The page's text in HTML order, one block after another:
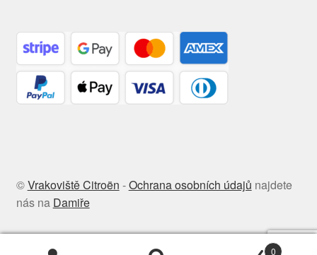
©Vrakoviště Citroën -Ochrana osobních údajů najdete
nás na Damiře
0